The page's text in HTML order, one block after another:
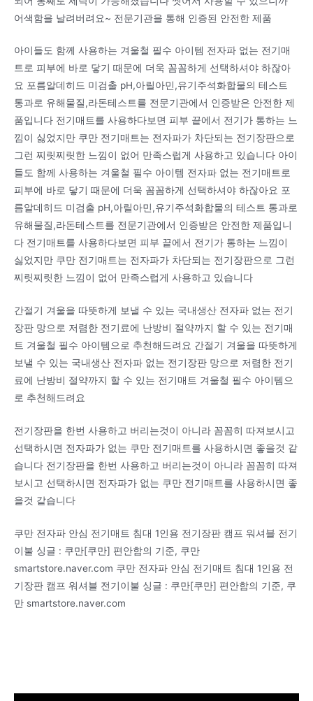
어색함을 날려버려요~ 전문기관을 통해 인증된 안전한 제품
아이들도 함께 사용하는 겨울철 필수 아이템 전자파 없는 전기매
트로 피부에 바로 닿기 때문에 더욱 꼼꼼하게 선택하셔야 하잖아
요 포름알데히드 미검출 pH,아릴아민,유기주석화합물의 테스트
통과로 유해물질,라돈테스트를 전문기관에서 인증받은 안전한 제
품입니다 전기매트를 사용하다보면 피부 끝에서 전기가 통하는 느
낌이 싫었지만 쿠만 전기매트는 전자파가 차단되는 전기장판으로
그런 찌릿찌릿한 느낌이 없어 만족스럽게 사용하고 있습니다 아이
들도 함께 사용하는 겨울철 필수 아이템 전자파 없는 전기매트로
피부에 바로 닿기 때문에 더욱 꼼꼼하게 선택하셔야 하잖아요 포
름알데히드 미검출 pH,아릴아민,유기주석화합물의 테스트 통과로
유해물질,라돈테스트를 전문기관에서 인증받은 안전한 제품입니
다 전기매트를 사용하다보면 피부 끝에서 전기가 통하는 느낌이
싫었지만 쿠만 전기매트는 전자파가 차단되는 전기장판으로 그런
찌릿찌릿한 느낌이 없어 만족스럽게 사용하고 있습니다
간절기 겨울을 따뜻하게 보낼 수 있는 국내생산 전자파 없는 전기
장판 망으로 저렴한 전기료에 난방비 절약까지 할 수 있는 전기매
트 겨울철 필수 아이템으로 추천해드려요 간절기 겨울을 따뜻하게
보낼 수 있는 국내생산 전자파 없는 전기장판 망으로 저렴한 전기
료에 난방비 절약까지 할 수 있는 전기매트 겨울철 필수 아이템으
로 추천해드려요
전기장판을 한번 사용하고 버리는것이 아니라 꼼꼼히 따져보시고
선택하시면 전자파가 없는 쿠만 전기매트를 사용하시면 좋을것 같
습니다 전기장판을 한번 사용하고 버리는것이 아니라 꼼꼼히 따져
보시고 선택하시면 전자파가 없는 쿠만 전기매트를 사용하시면 좋
을것 같습니다
쿠만 전자파 안심 전기매트 침대 1인용 전기장판 캠프 워셔블 전기
이불 싱글 : 쿠만[쿠만] 편안함의 기준, 쿠만
smartstore.naver.com 쿠만 전자파 안심 전기매트 침대 1인용 전
기장판 캠프 워셔블 전기이불 싱글 : 쿠만[쿠만] 편안함의 기준, 쿠
만 smartstore.naver.com